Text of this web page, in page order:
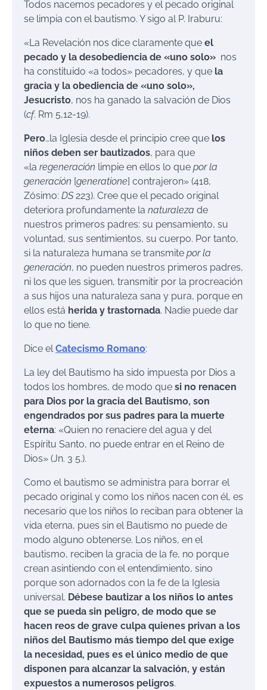
Todos nacemos pecadores y el pecado original
se limpia con el bautismo. Y sigo al P. Iraburu:
«La Revelación nos dice claramente que el
pecado y la desobediencia de «uno solo» nos
ha constituido «a todos» pecadores, y que la
gracia y la obediencia de «uno solo»,
Jesucristo, nos ha ganado la salvación de Dios
(cf. Rm 5,12-19).
Pero…la Iglesia desde el principio cree que los
niños deben ser bautizados, para que
«la regeneración limpie en ellos lo que por la
generación [generatione] contrajeron» (418,
Zósimo: DS 223). Cree que el pecado original
deteriora profundamente la naturaleza de
nuestros primeros padres: su pensamiento, su
voluntad, sus sentimientos, su cuerpo. Por tanto,
si la naturaleza humana se transmite por la
generación, no pueden nuestros primeros padres,
ni los que les siguen, transmitir por la procreación
a sus hijos una naturaleza sana y pura, porque en
ellos está herida y trastornada. Nadie puede dar
lo que no tiene.
Dice el Catecismo Romano:
La ley del Bautismo ha sido impuesta por Dios a
todos los hombres, de modo que si no renacen
para Dios por la gracia del Bautismo, son
engendrados por sus padres para la muerte
eterna: «Quien no renaciere del agua y del
Espíritu Santo, no puede entrar en el Reino de
Dios» (Jn. 3 5.).
Como el bautismo se administra para borrar el
pecado original y como los niños nacen con él, es
necesario que los niños lo reciban para obtener la
vida eterna, pues sin el Bautismo no puede de
modo alguno obtenerse. Los niños, en el
bautismo, reciben la gracia de la fe, no porque
crean asintiendo con el entendimiento, sino
porque son adornados con la fe de la Iglesia
universal. Débese bautizar a los niños lo antes
que se pueda sin peligro, de modo que se
hacen reos de grave culpa quienes privan a los
niños del Bautismo más tiempo del que exige
la necesidad, pues es el único medio de que
disponen para alcanzar la salvación, y están
expuestos a numerosos peligros.